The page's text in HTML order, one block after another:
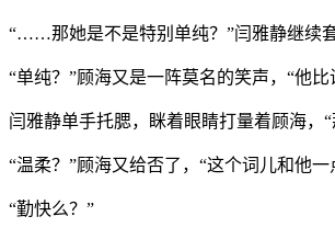
“……那她是不是特别单纯？”闫雅静继续套
“单纯？”顾海又是一阵莫名的笑声，“他
闫雅静单手托腮，眯着眼睛打量着顾海，
“温柔？”顾海又给否了，“这个词儿和他
“勤快么？”